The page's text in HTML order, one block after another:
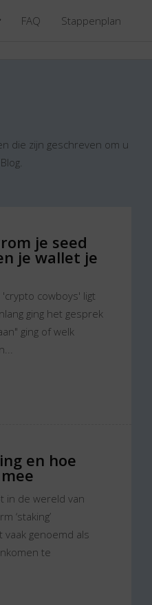
FAQ Stappenplan
die zijn geschreven om u
je seed
je wallet je
cowboys' ligt
ging het gesprek
ging of welk
en hoe
in de wereld van
‘staking’
genoemd als
te